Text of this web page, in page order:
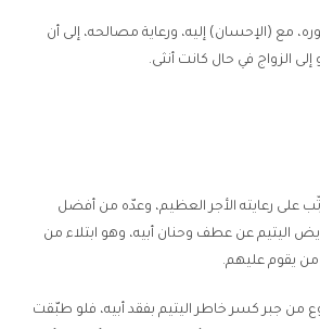
مع (الإحسان) إليه، ورعاية مصالحه، إلى أن
إلى الزواج في حال كانت أنثى.
على رعايته الأجر العظيم، وعدّه من أفضل
اليتيم عن عطف وحنان أبيه، وهو ابتلاء من
من يقوم عليهم.
من جبر كسر خاطر اليتيم بفقد أبيه، فلو طبّقت